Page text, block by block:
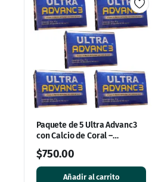
Paquete de 5 Ultra Advanc3
con Calcio de Coral –
Entregas en Monterrey y
Envíos a Todo México
$750.00
Añadir al carrito